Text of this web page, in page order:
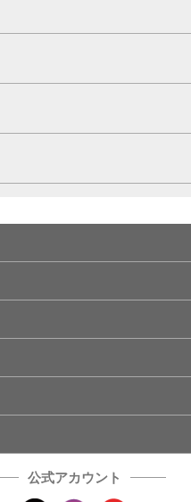
公式アカウント